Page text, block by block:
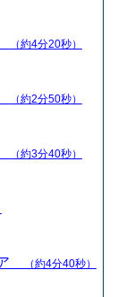
（約4分20秒）
（約2分50秒）
（約3分40秒）
（約4分40秒）